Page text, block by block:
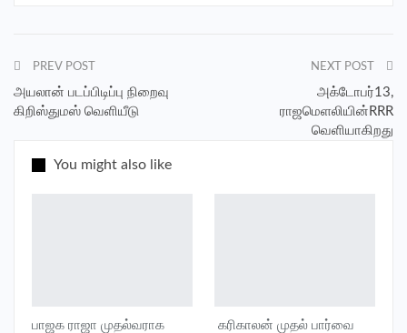
முன்னிட்டு இப்படம் வெளியாகும் என்று அறிவித்துள்ளது.
PREV POST
அயலான் படப்பிடிப்பு நிறைவு
கிறிஸ்துமஸ் வெளியீடு
NEXT POST
அக்டோபர்13,
ராஜமெளலியின்RRR
வெளியாகிறது
You might also like
பாஜக ராஜா முதல்வராக
‎ கரிகாலன் முதல் பார்வை